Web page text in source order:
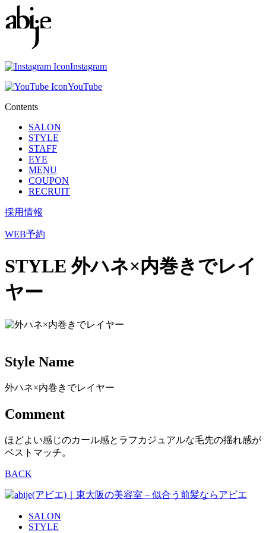
Instagram
YouTube
Contents
SALON
STYLE
STAFF
EYE
MENU
COUPON
RECRUIT
採用情報
WEB予約
STYLE 外ハネ×内巻きでレイ
ヤー
Style Name
外ハネ×内巻きでレイヤー
Comment
ほどよい感じのカール感とラフカジュアルな毛先の揺れ感が
ベストマッチ。
BACK
SALON
STYLE